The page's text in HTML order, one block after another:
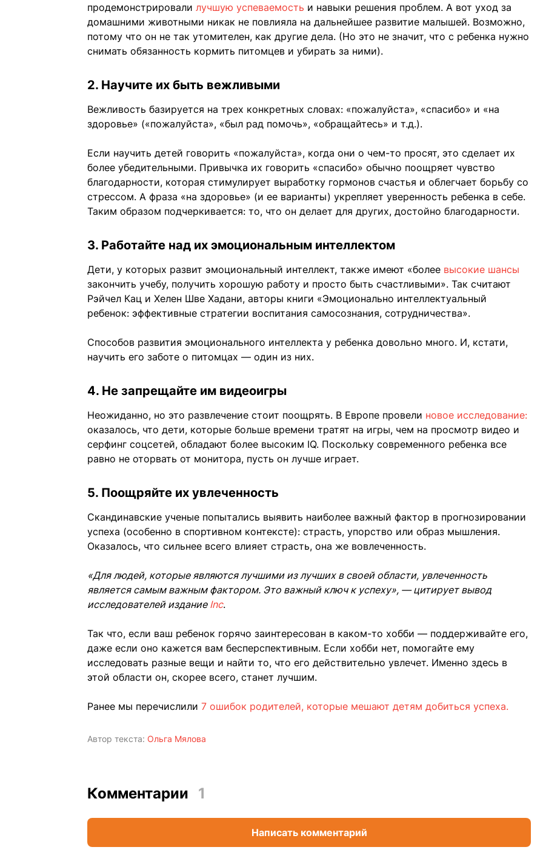
продемонстрировали лучшую успеваемость и навыки решения проблем. А вот уход за
домашними животными никак не повлияла на дальнейшее развитие малышей. Возможно,
потому что он не так утомителен, как другие дела. (Но это не значит, что с ребенка нужно
снимать обязанность кормить питомцев и убирать за ними).
2. Научите их быть вежливыми
Вежливость базируется на трех конкретных словах: «пожалуйста», «спасибо» и «на
здоровье» («пожалуйста», «был рад помочь», «обращайтесь» и т.д.).
Если научить детей говорить «пожалуйста», когда они о чем-то просят, это сделает их
более убедительными. Привычка их говорить «спасибо» обычно поощряет чувство
благодарности, которая стимулирует выработку гормонов счастья и облегчает борьбу со
стрессом. А фраза «на здоровье» (и ее варианты) укрепляет уверенность ребенка в себе.
Таким образом подчеркивается: то, что он делает для других, достойно благодарности.
3. Работайте над их эмоциональным интеллектом
Дети, у которых развит эмоциональный интеллект, также имеют «более высокие шансы
закончить учебу, получить хорошую работу и просто быть счастливыми». Так считают
Рэйчел Кац и Хелен Шве Хадани, авторы книги «Эмоционально интеллектуальный
ребенок: эффективные стратегии воспитания самосознания, сотрудничества».
Способов развития эмоционального интеллекта у ребенка довольно много. И, кстати,
научить его заботе о питомцах — один из них.
4. Не запрещайте им видеоигры
Неожиданно, но это развлечение стоит поощрять. В Европе провели новое исследование:
оказалось, что дети, которые больше времени тратят на игры, чем на просмотр видео и
серфинг соцсетей, обладают более высоким IQ. Поскольку современного ребенка все
равно не оторвать от монитора, пусть он лучше играет.
5. Поощряйте их увлеченность
Скандинавские ученые попытались выявить наиболее важный фактор в прогнозировании
успеха (особенно в спортивном контексте): страсть, упорство или образ мышления.
Оказалось, что сильнее всего влияет страсть, она же вовлеченность.
«Для людей, которые являются лучшими из лучших в своей области, увлеченность
является самым важным фактором. Это важный ключ к успеху», — цитирует вывод
исследователей издание Inc.
Так что, если ваш ребенок горячо заинтересован в каком-то хобби — поддерживайте его,
даже если оно кажется вам бесперспективным. Если хобби нет, помогайте ему
исследовать разные вещи и найти то, что его действительно увлечет. Именно здесь в
этой области он, скорее всего, станет лучшим.
Ранее мы перечислили 7 ошибок родителей, которые мешают детям добиться успеха.
Автор текста: Ольга Мялова
Комментарии 1
Написать комментарий